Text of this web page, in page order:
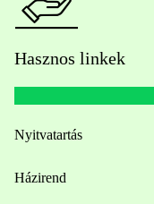
Hasznos linkek
Nyitvatartás
Házirend